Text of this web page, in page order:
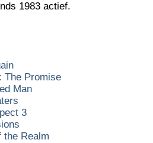
1983 actief.
The Promise
Man
3
the Realm